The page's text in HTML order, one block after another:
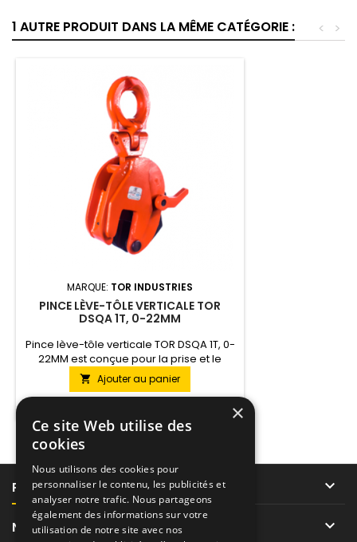
1 AUTRE PRODUIT DANS LA MÊME CATÉGORIE : >
<
MARQUE: TOR INDUSTRIES
PINCE LÈVE-TÔLE VERTICALE TOR
DSQA 1T, 0-22MM
Pince lève-tôle verticale TOR DSQA 1T, 0-
22MM est conçue pour la prise et le
transport de tôles jusqu'à 1 tonne et 22
mm d'épaisseur.
 Ajouter au panier
PRODUITS 
NOTRE SOCIÉTÉ 
×
Ce site Web utilise des
cookies
Nous utilisons des cookies pour
personnaliser le contenu, les publicités et
analyser notre trafic. Nous partageons
également des informations sur votre
utilisation de notre site avec nos